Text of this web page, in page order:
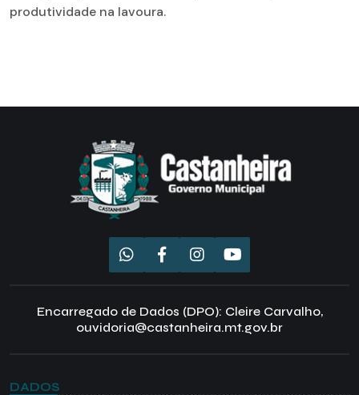
produtividade na lavoura.
Encarregado de Dados (DPO): Cleire Carvalho,
ouvidoria@castanheira.mt.gov.br
DADOS